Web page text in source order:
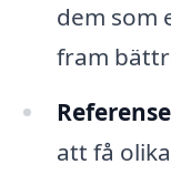
dem som
fram
att få